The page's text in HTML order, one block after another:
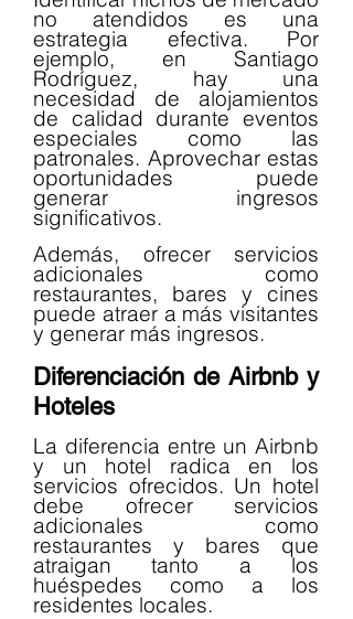
no atendidos es una
estrategia efectiva. Por
ejemplo, en Santiago
Rodríguez, hay una
necesidad de alojamientos
de calidad durante eventos
especiales como las
patronales. Aprovechar estas
oportunidades puede
generar ingresos
significativos.
Además, ofrecer servicios
adicionales como
restaurantes, bares y cines
puede atraer a más visitantes
y generar más ingresos.
Diferenciación de Airbnb y
Hoteles
La diferencia entre un Airbnb
y un hotel radica en los
servicios ofrecidos. Un hotel
debe ofrecer servicios
adicionales como
restaurantes y bares que
atraigan tanto a los
huéspedes como a los
residentes locales.